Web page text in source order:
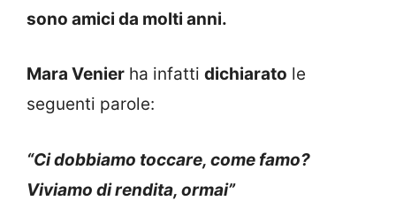
sono amici da molti anni.
Mara Venier ha infatti dichiarato le
seguenti parole:
“Ci dobbiamo toccare, come famo?
Viviamo di rendita, ormai”